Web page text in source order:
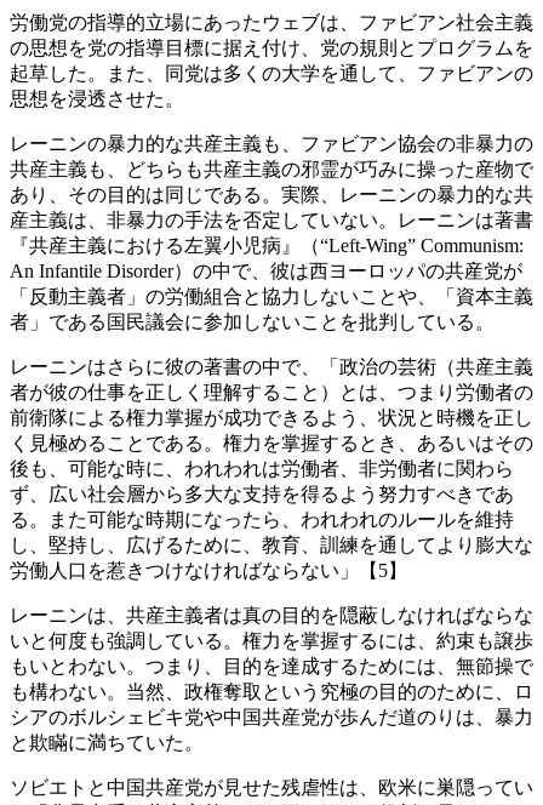
労働党の指導的立場にあったウェブは、ファビアン社会主義
の思想を党の指導目標に据え付け、党の規則とプログラムを
起草した。また、同党は多くの大学を通して、ファビアンの
思想を浸透させた。
レーニンの暴力的な共産主義も、ファビアン協会の非暴力の
共産主義も、どちらも共産主義の邪霊が巧みに操った産物で
あり、その目的は同じである。実際、レーニンの暴力的な共
産主義は、非暴力の手法を否定していない。レーニンは著書
『共産主義における左翼小児病』（“Left-Wing” Communism:
An Infantile Disorder）の中で、彼は西ヨーロッパの共産党が
「反動主義者」の労働組合と協力しないことや、「資本主義
者」である国民議会に参加しないことを批判している。
レーニンはさらに彼の著書の中で、「政治の芸術（共産主義
者が彼の仕事を正しく理解すること）とは、つまり労働者の
前衛隊による権力掌握が成功できるよう、状況と時機を正し
く見極めることである。権力を掌握するとき、あるいはその
後も、可能な時に、われわれは労働者、非労働者に関わら
ず、広い社会層から多大な支持を得るよう努力すべきであ
る。また可能な時期になったら、われわれのルールを維持
し、堅持し、広げるために、教育、訓練を通してより膨大な
労働人口を惹きつけなければならない」【5】
レーニンは、共産主義者は真の目的を隠蔽しなければならな
いと何度も強調している。権力を掌握するには、約束も譲歩
もいとわない。つまり、目的を達成するためには、無節操で
も構わない。当然、政権奪取という究極の目的のために、ロ
シアのボルシェビキ党や中国共産党が歩んだ道のりは、暴力
と欺瞞に満ちていた。
ソビエトと中国共産党が見せた残虐性は、欧米に巣隠ってい